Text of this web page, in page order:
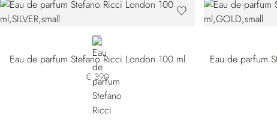
SILVER
Eau de parfum Stefano Ricci London 100 ml
€ 390